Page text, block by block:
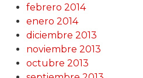
febrero 2014
enero 2014
diciembre 2013
noviembre 2013
octubre 2013